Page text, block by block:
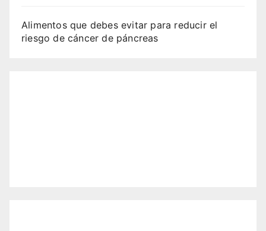
Alimentos que debes evitar para reducir el
riesgo de cáncer de páncreas